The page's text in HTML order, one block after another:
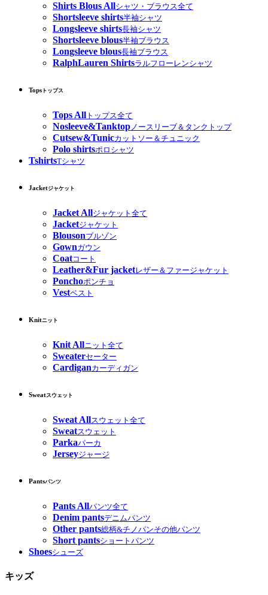
Shirts Blous Allシャツ・ブラウス全て
Shortsleeve shirts半袖シャツ
Longsleeve shirts長袖シャツ
Shortsleeve blous半袖ブラウス
Longsleeve blous長袖ブラウス
RalphLauren Shirtsラルフローレンシャツ
Tops トップス
Tops All トップス全て
Nosleeve&Tanktopノースリーブ＆タンクトップ
Cutsew&Tunicカットソー＆チュニック
Polo shirtsポロシャツ
TshirtsTシャツ
Jacketジャケット
Jacket Allジャケット全て
Jacketジャケット
Blousonブルゾン
Gownガウン
Coatコート
Leather&Fur jacketレザー＆ファージャケット
Ponchoポンチョ
Vestベスト
Knitニット
Knit Allニット全て
Sweaterセーター
Cardiganカーディガン
Sweatスウェット
Sweat Allスウェット全て
Sweatスウェット
Parkaパーカ
Jerseyジャージ
Pantsパンツ
Pants Allパンツ全て
Denim pantsデニムパンツ
Other pants総柄&チノパンその他パンツ
Short pantsショートパンツ
Shoesシューズ
キッズ